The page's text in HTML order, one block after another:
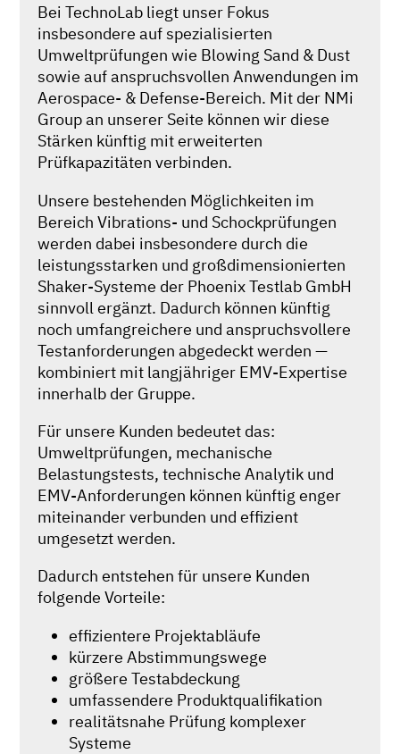
Bei TechnoLab liegt unser Fokus
insbesondere auf spezialisierten
Umweltprüfungen wie Blowing Sand & Dust
sowie auf anspruchsvollen Anwendungen im
Aerospace- & Defense-Bereich. Mit der NMi
Group an unserer Seite können wir diese
Stärken künftig mit erweiterten
Prüfkapazitäten verbinden.
Unsere bestehenden Möglichkeiten im
Bereich Vibrations- und Schockprüfungen
werden dabei insbesondere durch die
leistungsstarken und großdimensionierten
Shaker-Systeme der Phoenix Testlab GmbH
sinnvoll ergänzt. Dadurch können künftig
noch umfangreichere und anspruchsvollere
Testanforderungen abgedeckt werden —
kombiniert mit langjähriger EMV-Expertise
innerhalb der Gruppe.
Für unsere Kunden bedeutet das:
Umweltprüfungen, mechanische
Belastungstests, technische Analytik und
EMV-Anforderungen können künftig enger
miteinander verbunden und effizient
umgesetzt werden.
Dadurch entstehen für unsere Kunden
folgende Vorteile:
effizientere Projektabläufe
kürzere Abstimmungswege
größere Testabdeckung
umfassendere Produktqualifikation
realitätsnahe Prüfung komplexer
Systeme